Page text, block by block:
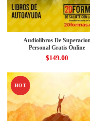
Audiolibros De
Personal Gratis Online
$149.00
HOT